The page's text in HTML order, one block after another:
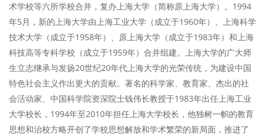
术学校等六所学校合并，复办上海大学（简称原上海大学）。1994
年5月，新的上海大学由上海工业大学（成立于1960年）、上海科学
技术大学（成立于1958年）、原上海大学（成立于1983年）和上海
科技高等专科学校（成立于1959年）合并组建。上海大学的广大师
生立志继承与发扬20世纪20年代上海大学的光荣传统，为建设中国
特色社会主义作出更大的贡献。著名的科学家、教育家、杰出的社
会活动家、中国科学院资深院士钱伟长教授于1983年出任上海工业
大学校长，1994年至2010年担任上海大学校长，他独树一帜的教育
思想和治校方略开创了学校思想解放和学术繁荣的新局面，推进了